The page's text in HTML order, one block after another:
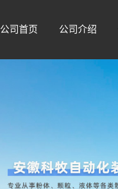
公司首页 公司介绍